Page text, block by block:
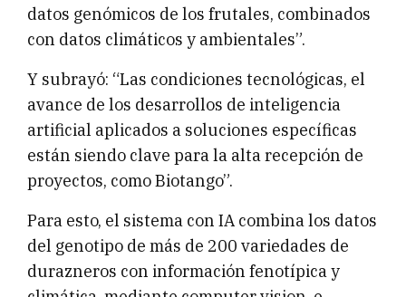
datos genómicos de los frutales, combinados
con datos climáticos y ambientales”.
Y subrayó: “Las condiciones tecnológicas, el
avance de los desarrollos de inteligencia
artificial aplicados a soluciones específicas
están siendo clave para la alta recepción de
proyectos, como Biotango”.
Para esto, el sistema con IA combina los datos
del genotipo de más de 200 variedades de
durazneros con información fenotípica y